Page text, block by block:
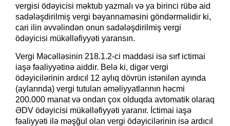
vergisi ödəyicisi məktub yazmalı və ya birinci rübə aid
sadələşdirilmiş vergi bəyannaməsini göndərməlidir ki,
cari ilin əvvəlindən onun sadələşdirilmiş vergi
ödəyicisi mükəlləfiyyəti yaransın.
Vergi Məcəlləsinin 218.1.2-ci maddəsi isə sırf ictimai
iaşə fəaliyyətinə aiddir. Belə ki, digər vergi
ödəyicilərinin ardıcıl 12 aylıq dövrün istənilən ayında
(aylarında) vergi tutulan əməliyyatlarının həcmi
200.000 manat və ondan çox olduqda avtomatik olaraq
ƏDV ödəyicisi mükəlləfiyyəti yaranır. İctimai iaşə
fəaliyyəti ilə məşğul olan vergi ödəyicilərinin isə ardıcıl